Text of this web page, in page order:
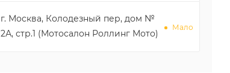
г. Москва, Колодезный пер, дом №
2А, стр.1 (Мотосалон Роллинг Мото)
Мало